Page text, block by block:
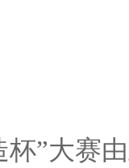
杯”大赛